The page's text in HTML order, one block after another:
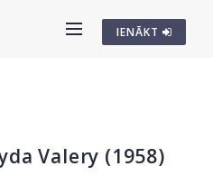
IENĀKT
Valery (1958)